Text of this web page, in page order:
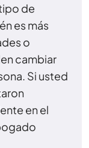
de
es más
o
cambiar
Si usted
en el